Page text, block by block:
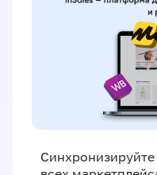
Синхронизируйте